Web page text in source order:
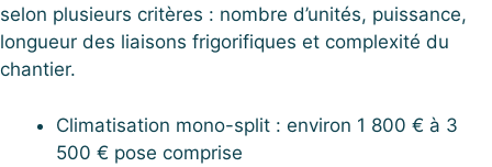
selon plusieurs critères : nombre d’unités, puissance,
longueur des liaisons frigorifiques et complexité du
chantier.
Climatisation mono-split : environ 1 800 € à 3
500 € pose comprise